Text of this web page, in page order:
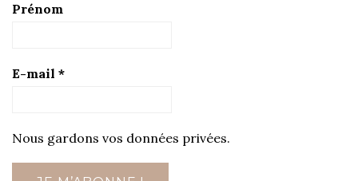
Prénom
E-mail *
Nous gardons vos données privées.